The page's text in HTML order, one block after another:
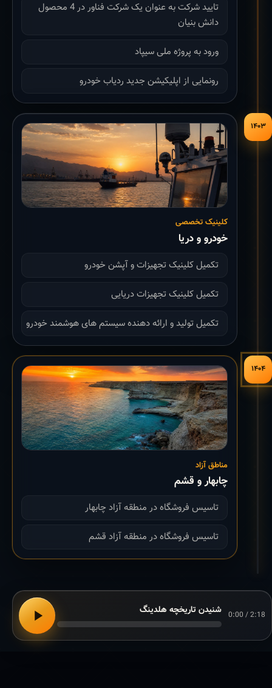
تایید شرکت به عنوان یک شرکت فناور در 4 محصول
دانش بنیان
ورود به پروژه ملی سیپاد
رونمایی از اپلیکیشن جدید ردیاب خودرو
۱۴۰۳
کلینیک تخصصی
خودرو و دریا
تکمیل کلینیک تجهیزات و آپشن خودرو
تکمیل کلینیک تجهیزات دریایی
تکمیل تولید و ارائه دهنده سیستم های هوشمند خودرو
۱۴۰۴
مناطق آزاد
چابهار و قشم
تاسیس فروشگاه در منطقه آزاد چابهار
تاسیس فروشگاه در منطقه آزاد قشم
0:00 / 2:18 شنیدن تاریخچه هلدینگ